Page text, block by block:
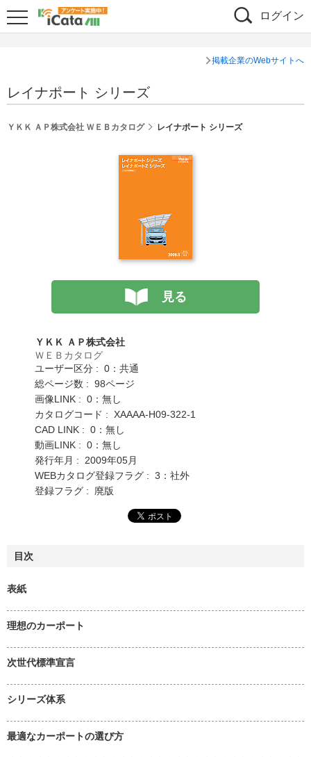
ログイン
掲載企業のWebサイトへ
レイナポート シリーズ
ＹＫＫ ＡＰ株式会社 ＷＥＢカタログ レイナポート シリーズ
見る
ＹＫＫ ＡＰ株式会社
ＷＥＢカタログ
ユーザー区分 : 0：共通
総ページ数 : 98ページ
画像LINK : 0：無し
カタログコード : XAAAA-H09-322-1
CAD LINK : 0：無し
動画LINK : 0：無し
発行年月 : 2009年05月
WEBカタログ登録フラグ : 3：社外
登録フラグ : 廃版
目次
表紙
理想のカーポート
次世代標準宣言
シリーズ体系
最適なカーポートの選び方